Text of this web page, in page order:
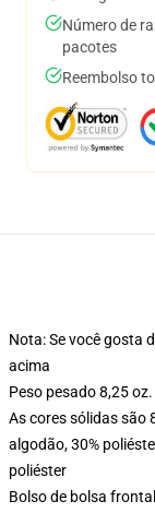
Número de
pacotes
Reembolso
Nota: Se você gosta
acima
Peso pesado 8,25
As cores sólidas são
algodão, 30%
poliéster
Bolso de bolsa